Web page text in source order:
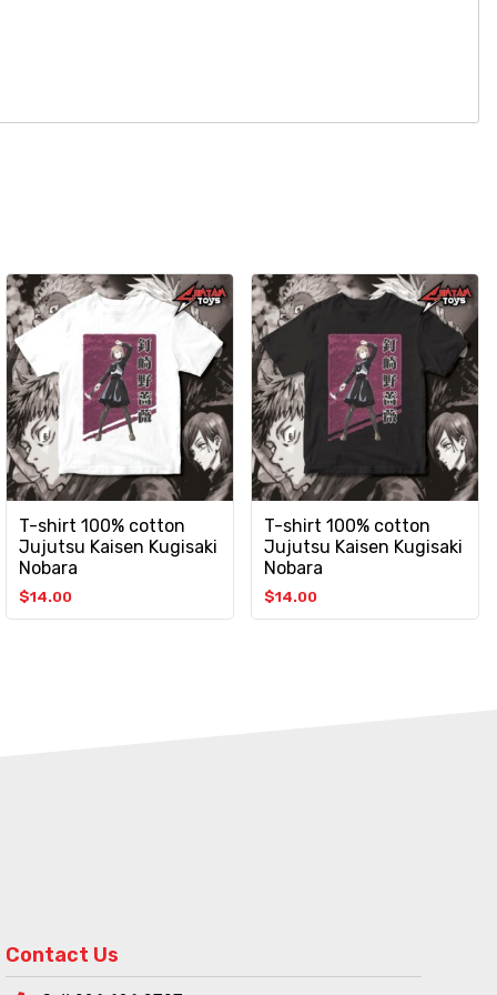
T-shirt 100% cotton
Jujutsu Kaisen Kugisaki
Nobara
$14.00
T-shirt 100% cotton
Jujutsu Kaisen Kugisaki
Nobara
$14.00
Contact Us